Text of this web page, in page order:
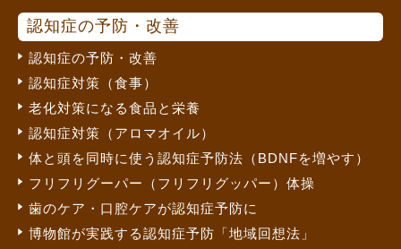
認知症の予防・改善
認知症の予防・改善
認知症対策（食事）
老化対策になる食品と栄養
認知症対策（アロマオイル）
体と頭を同時に使う認知症予防法（BDNFを増やす）
フリフリグーパー（フリフリグッパー）体操
歯のケア・口腔ケアが認知症予防に
博物館が実践する認知症予防「地域回想法」